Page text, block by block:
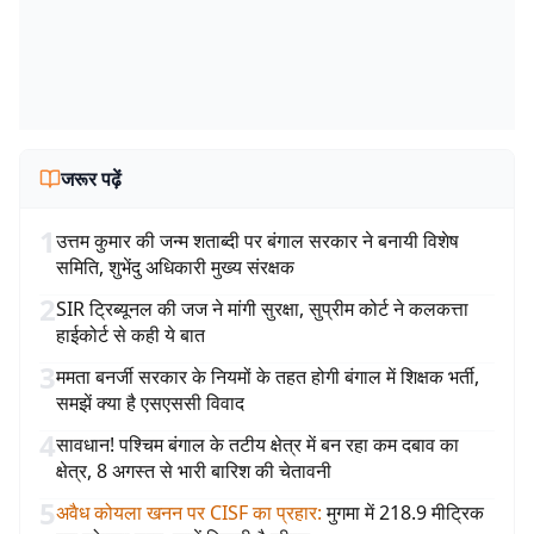
जरूर पढ़ें
1उत्तम कुमार की जन्म शताब्दी पर बंगाल सरकार ने बनायी विशेष
समिति, शुभेंदु अधिकारी मुख्य संरक्षक
2SIR ट्रिब्यूनल की जज ने मांगी सुरक्षा, सुप्रीम कोर्ट ने कलकत्ता
हाईकोर्ट से कही ये बात
3ममता बनर्जी सरकार के नियमों के तहत होगी बंगाल में शिक्षक भर्ती,
समझें क्या है एसएससी विवाद
4सावधान! पश्चिम बंगाल के तटीय क्षेत्र में बन रहा कम दबाव का
क्षेत्र, 8 अगस्त से भारी बारिश की चेतावनी
5अवैध कोयला खनन पर CISF का प्रहार: मुगमा में 218.9 मीट्रिक